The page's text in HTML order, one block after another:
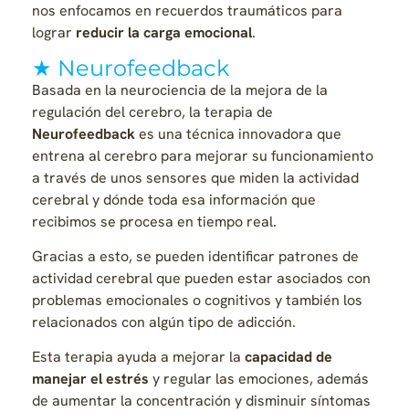
nos enfocamos en recuerdos traumáticos para
lograr reducir la carga emocional.
★ Neurofeedback
Basada en la neurociencia de la mejora de la
regulación del cerebro, la terapia de
Neurofeedbackes una técnica innovadora que
entrena al cerebro para mejorar su funcionamiento
a través de unos sensores que miden la actividad
cerebral y dónde toda esa información que
recibimos se procesa en tiempo real.
Gracias a esto, se pueden identificar patrones de
actividad cerebral que pueden estar asociados con
problemas emocionales o cognitivos y también los
relacionados con algún tipo de adicción.
Esta terapia ayuda a mejorar la capacidad de
manejar el estrés y regular las emociones, además
de aumentar la concentración y disminuir síntomas